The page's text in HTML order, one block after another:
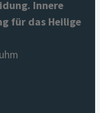
Innere
für das Heilige